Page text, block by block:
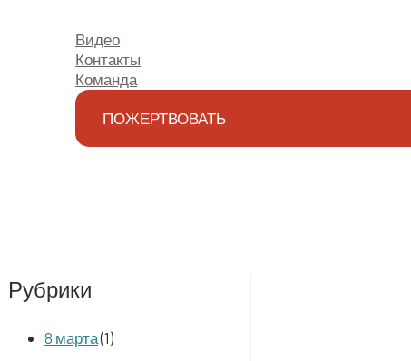
Видео
Контакты
Команда
ПОЖЕРТВОВАТЬ
Рубрики
8 марта(1)